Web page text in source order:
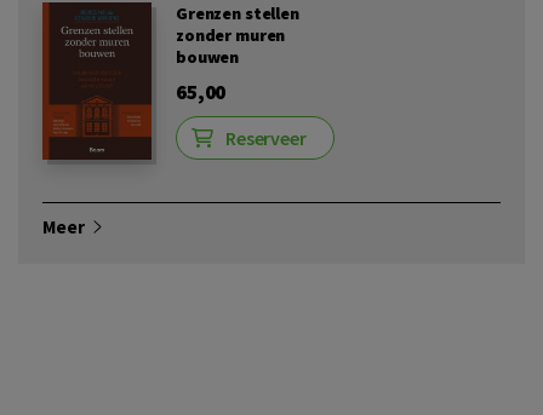
Grenzen stellen
zonder muren
bouwen
65,00
Reserveer
Meer